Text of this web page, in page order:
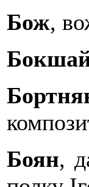
Бож,
Боян,